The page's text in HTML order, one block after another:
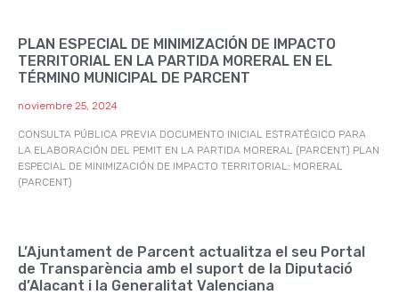
PLAN ESPECIAL DE MINIMIZACIÓN DE IMPACTO
TERRITORIAL EN LA PARTIDA MORERAL EN EL
TÉRMINO MUNICIPAL DE PARCENT
noviembre 25, 2024
CONSULTA PÚBLICA PREVIA DOCUMENTO INICIAL ESTRATÉGICO PARA
LA ELABORACIÓN DEL PEMIT EN LA PARTIDA MORERAL (PARCENT) PLAN
ESPECIAL DE MINIMIZACIÓN DE IMPACTO TERRITORIAL: MORERAL
(PARCENT)
L’Ajuntament de Parcent actualitza el seu Portal
de Transparència amb el suport de la Diputació
d’Alacant i la Generalitat Valenciana